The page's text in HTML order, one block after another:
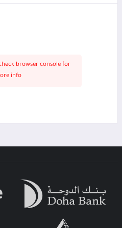
browser console for
info